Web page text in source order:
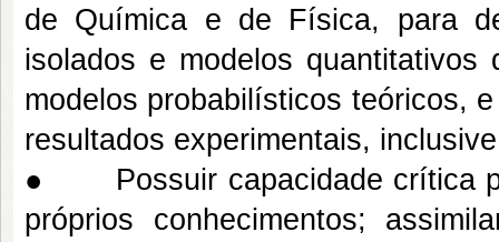
de Química e de Física, para
isolados e modelos
modelos probabilísticos teóricos,
resultados experimentais,
● Possuir capacidade crítica
próprios conhecimentos;